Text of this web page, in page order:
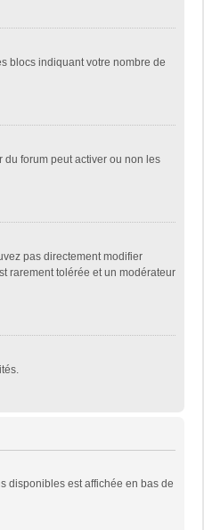
blocs indiquant votre nombre de
du forum peut activer ou non les
pas directement modifier
rarement tolérée et un modérateur
disponibles est affichée en bas de